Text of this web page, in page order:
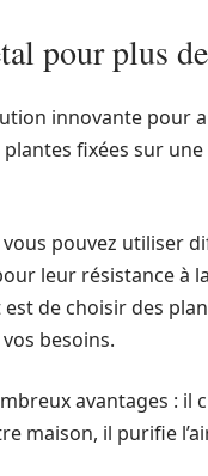
pour plus
innovante pour
fixées sur
pouvez utiliser
leur résistance à
de choisir des
besoins.
avantages : il
maison, il purifie